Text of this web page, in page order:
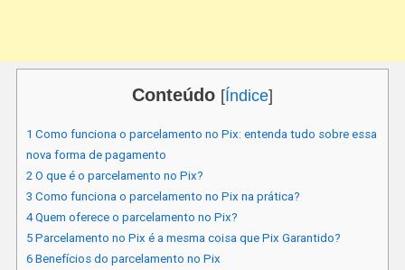
Conteúdo [Índice]
1 Como funciona o parcelamento no Pix: entenda tudo sobre essa
nova forma de pagamento
2 O que é o parcelamento no Pix?
3 Como funciona o parcelamento no Pix na prática?
4Quem oferece o parcelamento no Pix?
5Parcelamento no Pix é a mesma coisa que Pix Garantido?
6Benefícios do parcelamento no Pix